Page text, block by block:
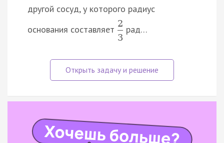
другой сосуд, у которого радиус
основания составляет
2
3
рад…